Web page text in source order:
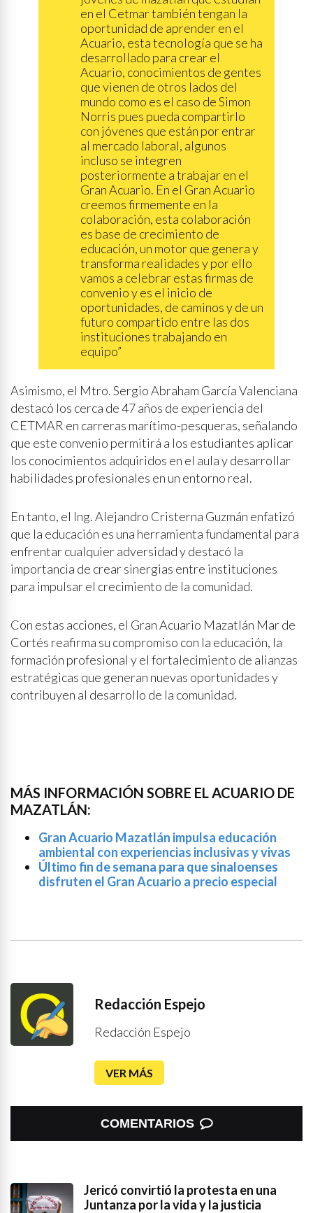
en el Cetmar también tengan la
oportunidad de aprender en el
Acuario, esta tecnología que se ha
desarrollado para crear el
Acuario, conocimientos de gentes
que vienen de otros lados del
mundo como es el caso de Simon
Norris pues pueda compartirlo
con jóvenes que están por entrar
al mercado laboral, algunos
incluso se integren
posteriormente a trabajar en el
Gran Acuario. En el Gran Acuario
creemos firmemente en la
colaboración, esta colaboración
es base de crecimiento de
educación, un motor que genera y
transforma realidades y por ello
vamos a celebrar estas firmas de
convenio y es el inicio de
oportunidades, de caminos y de un
futuro compartido entre las dos
instituciones trabajando en
equipo”
Asimismo, el Mtro. Sergio Abraham García Valenciana
destacó los cerca de 47 años de experiencia del
CETMAR en carreras marítimo-pesqueras, señalando
que este convenio permitirá a los estudiantes aplicar
los conocimientos adquiridos en el aula y desarrollar
habilidades profesionales en un entorno real.
En tanto, el Ing. Alejandro Cristerna Guzmán enfatizó
que la educación es una herramienta fundamental para
enfrentar cualquier adversidad y destacó la
importancia de crear sinergias entre instituciones
para impulsar el crecimiento de la comunidad.
Con estas acciones, el Gran Acuario Mazatlán Mar de
Cortés reafirma su compromiso con la educación, la
formación profesional y el fortalecimiento de alianzas
estratégicas que generan nuevas oportunidades y
contribuyen al desarrollo de la comunidad.
MÁS INFORMACIÓN SOBRE EL ACUARIO DE
MAZATLÁN:
Gran Acuario Mazatlán impulsa educación
ambiental con experiencias inclusivas y vivas
Último fin de semana para que sinaloenses
disfruten el Gran Acuario a precio especial
Redacción Espejo
Redacción Espejo
VER MÁS
COMENTARIOS
Jericó convirtió la protesta en una
Juntanza por la vida y la justicia